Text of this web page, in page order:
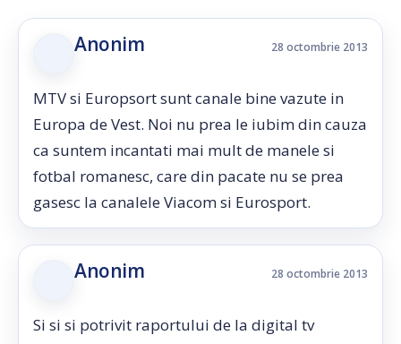
Anonim 28 octombrie 2013
MTV si Europsort sunt canale bine vazute in
Europa de Vest. Noi nu prea le iubim din cauza
ca suntem incantati mai mult de manele si
fotbal romanesc, care din pacate nu se prea
gasesc la canalele Viacom si Eurosport.
Anonim 28 octombrie 2013
Si si si potrivit raportului de la digital tv